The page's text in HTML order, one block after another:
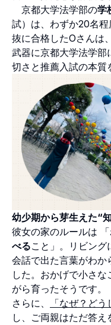
京都大学法学部の学
試）は、わずか20名
抜に合格したOさんは、
武器に京都大学法学部
切さと推薦入試の本質
幼少期から芽生えた“
彼女の家のルールは 「
べること」。リビング
会話で出た言葉がわか
した。おかげで小さ
がら育ったそうです。
さらに、
「なぜ？どう
し、ご両親はただ答え